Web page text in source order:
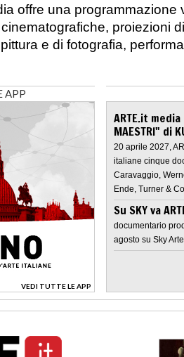
offre una programmazione
proiezioni
e di fotografia,
APP
VEDI TUTTE LE APP
>
ARTE.it
MAESTRI" di
20 aprile 2027,
italiane cinque
Caravaggio,
Ende, Turner &
Su SKY va
documentario
agosto su Sky Arte